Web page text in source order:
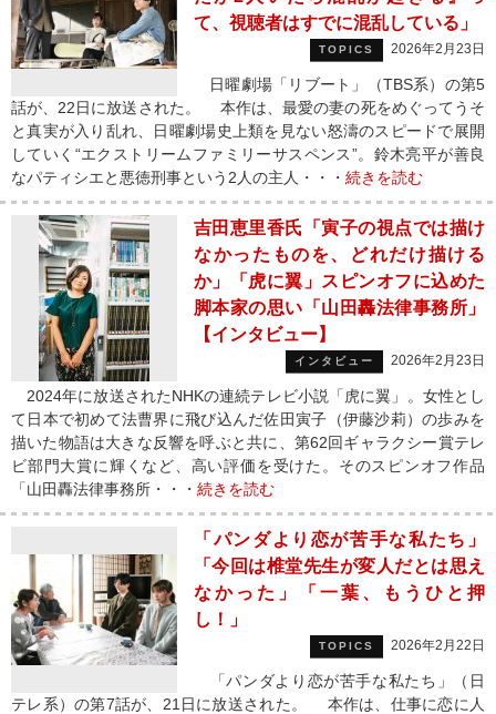
て、視聴者はすでに混乱している」
TOPICS 2026年2月23日
日曜劇場「リブート」（TBS系）の第5
話が、22日に放送された。 本作は、最愛の妻の死をめぐってうそ
と真実が入り乱れ、日曜劇場史上類を見ない怒濤のスピードで展開
していく“エクストリームファミリーサスペンス”。鈴木亮平が善良
なパティシエと悪徳刑事という2人の主人・・・ 続きを読む
吉田恵里香氏「寅子の視点では描け
なかったものを、どれだけ描ける
か」「虎に翼」スピンオフに込めた
脚本家の思い「山田轟法律事務所」
【インタビュー】
インタビュー 2026年2月23日
2024年に放送されたNHKの連続テレビ小説「虎に翼」。女性とし
て日本で初めて法曹界に飛び込んだ佐田寅子（伊藤沙莉）の歩みを
描いた物語は大きな反響を呼ぶと共に、第62回ギャラクシー賞テレ
ビ部門大賞に輝くなど、高い評価を受けた。そのスピンオフ作品
「山田轟法律事務所・・・ 続きを読む
「パンダより恋が苦手な私たち」
「今回は椎堂先生が変人だとは思え
なかった」「一葉、もうひと押
し！」
TOPICS 2026年2月22日
「パンダより恋が苦手な私たち」（日
テレ系）の第7話が、21日に放送された。 本作は、仕事に恋に人